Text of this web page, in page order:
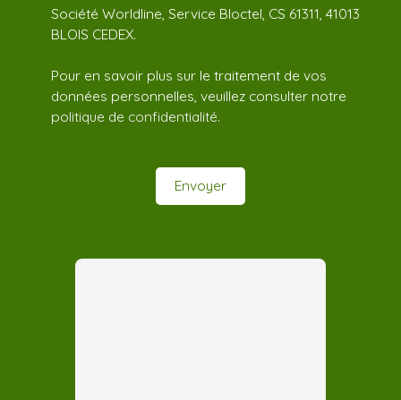
Société Worldline, Service Bloctel, CS 61311, 41013
BLOIS CEDEX.
Pour en savoir plus sur le traitement de vos
données personnelles, veuillez consulter notre
politique de confidentialité.
Envoyer